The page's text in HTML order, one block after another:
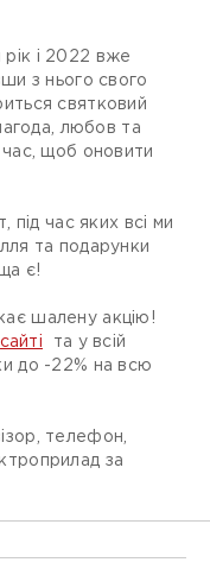
і 2022 вже
з нього свого
святковий
любов та
час, щоб оновити
під час яких всі ми
та подарунки
є!
шалену акцію!
сайті та у всій
до -22% на всю
телефон,
за